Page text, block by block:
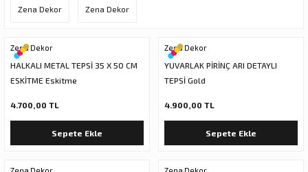
Objeler
Zena Dekor Zena Dekor
Zena Dekor
HALKALI METAL TEPSİ 35 X 50 CM
ESKİTME Eskitme
4.700,00 TL
Sepete Ekle
Zena Dekor
YUVARLAK PİRİNÇ ARI DETAYLI
TEPSİ Gold
4.900,00 TL
Sepete Ekle